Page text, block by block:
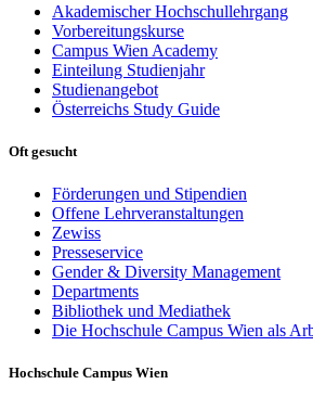
Akademischer Hochschullehrgang
Vorbereitungskurse
Campus Wien Academy
Einteilung Studienjahr
Studienangebot
Österreichs Study Guide
Oft gesucht
Förderungen und Stipendien
Offene Lehrveranstaltungen
Zewiss
Presseservice
Gender & Diversity Management
Departments
Bibliothek und Mediathek
Die Hochschule Campus Wien als
Hochschule Campus Wien